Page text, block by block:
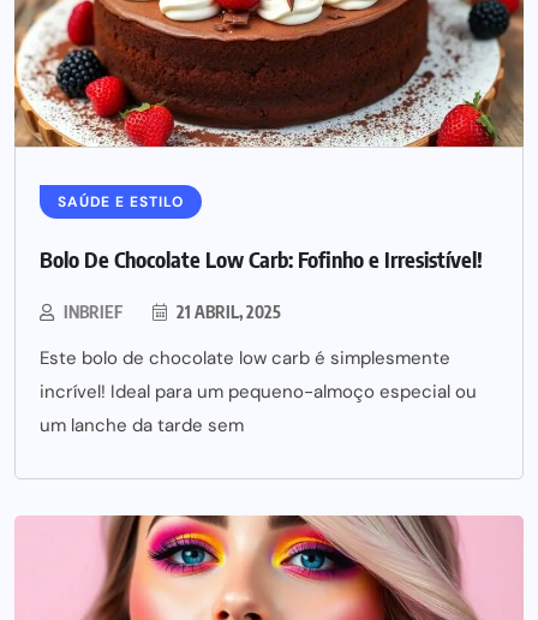
SAÚDE E ESTILO
Bolo De Chocolate Low Carb: Fofinho e Irresistível!
INBRIEF 21 ABRIL, 2025
Este bolo de chocolate low carb é simplesmente
incrível! Ideal para um pequeno-almoço especial ou
um lanche da tarde sem